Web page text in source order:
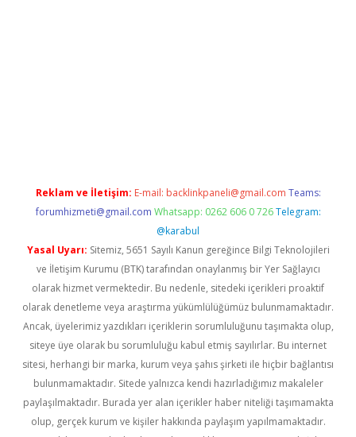
Reklam ve İletişim: E-mail: backlinkpaneli@gmail.com Teams:
forumhizmeti@gmail.com Whatsapp: 0262 606 0 726 Telegram:
@karabul
Yasal Uyarı: Sitemiz, 5651 Sayılı Kanun gereğince Bilgi Teknolojileri
ve İletişim Kurumu (BTK) tarafından onaylanmış bir Yer Sağlayıcı
olarak hizmet vermektedir. Bu nedenle, sitedeki içerikleri proaktif
olarak denetleme veya araştırma yükümlülüğümüz bulunmamaktadır.
Ancak, üyelerimiz yazdıkları içeriklerin sorumluluğunu taşımakta olup,
siteye üye olarak bu sorumluluğu kabul etmiş sayılırlar. Bu internet
sitesi, herhangi bir marka, kurum veya şahıs şirketi ile hiçbir bağlantısı
bulunmamaktadır. Sitede yalnızca kendi hazırladığımız makaleler
paylaşılmaktadır. Burada yer alan içerikler haber niteliği taşımamakta
olup, gerçek kurum ve kişiler hakkında paylaşım yapılmamaktadır.